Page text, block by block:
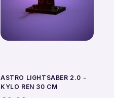
ASTRO LIGHTSABER 2.0 -
KYLO REN 30 CM